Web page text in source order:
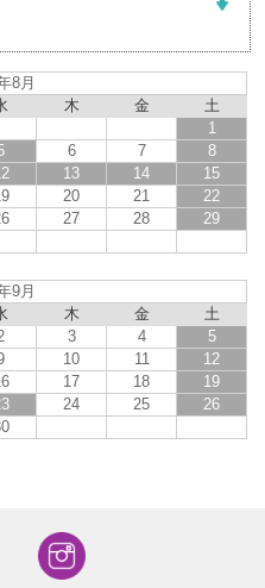
8月
木 金
土
1
6 7
8
13 14
15
20 21
22
27 28
29
9月
木 金
土
3 4
5
10 11
12
17 18
19
24 25
26